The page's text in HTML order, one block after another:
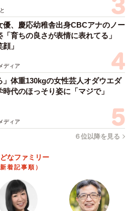
覚はあった。それでも、目の前
を重ねるしかなかった。逮捕さ
全部、正直に打ち明けられる」
）していた。
受けた。現在は自宅で過ごし、
た。借金は全部で1400万円を超
中だが、友人や親には時間がか
意している。「こんな自分を受
ない。こつこつ働いて、恩返し
復へ
ために重要な役割を果たすの
現在、京都府内には四つ、滋賀
優、慶応幼稚舎出身CBCアナのノー
「育ちの良さが表情に表れてる」
」
ディア
」体重130kgの女性芸人オダウエダ
代のほっそり姿に「マジで」
ディア
６位以降を見る
なファミリー
新着記事順）